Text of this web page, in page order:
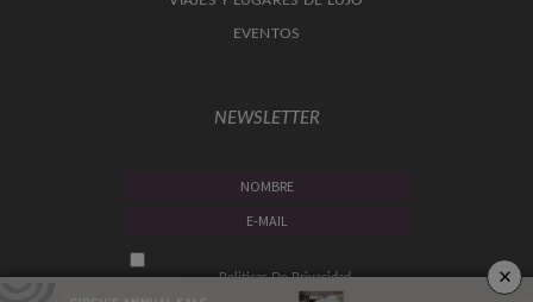
EVENTOS
NEWSLETTER
aceptaPoliticas De Privacidad. ×